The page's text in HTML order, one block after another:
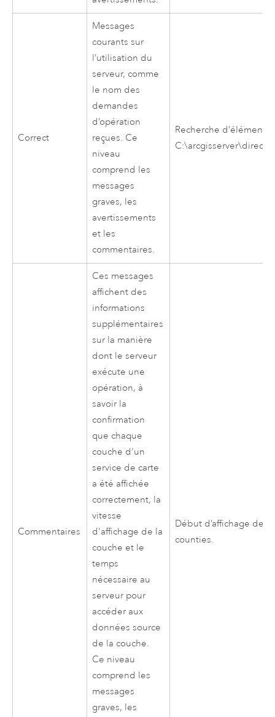
Correct
Messages
courants sur
l’utilisation du
serveur, comme
le nom des
demandes
d’opération
reçues. Ce
niveau
comprend les
messages
graves, les
avertissements
et les
commentaires.
Recherche d’éléments
Commentaires
Ces messages
affichent des
informations
supplémentaires
sur la manière
dont le serveur
exécute une
opération, à
savoir la
confirmation
que chaque
couche d'un
service de carte
a été affichée
correctement, la
vitesse
d'affichage de la
couche et le
temps
nécessaire au
serveur pour
accéder aux
données source
de la couche.
Ce niveau
comprend les
messages
graves, les
Début d’affichage de
counties.